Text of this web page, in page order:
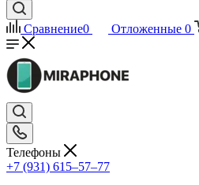
Сравнение0 Отложенные 0
Телефоны
+7 (931) 615‒57‒77